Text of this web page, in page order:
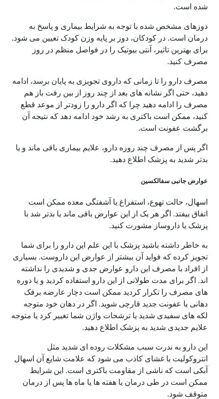
شده است.
دوزهای مشخص شده با توجه به شرایط بیماری و پاسخ به
درمان است. در کودکان، دوز بر پایه وزن کودک تعیین می شود.
برای بهترین تاثیر، آنتی بیوتیک را در فواصل منظم در روز
مصرف کنید.
مصرف دارو را تا زمانی که داروی تجویزی به پایان برسد، ادامه
دهید، حتی اگر نشانه های بعد از چند روز از بین رفت باز هم
مصرف را ادامه دهید چرا که اگر دارو را زودتر از موعد قطع
کنید، ممکن است باکتری به رشد خود ادامه دهد که نتیجه آن
برگشت عفونت است.
اگر پس از مصرف چند روزه دارو، علایم بیماری باقی ماند و یا
بدتر شدید به پزشک اطلاع دهید.
عوارض جانبی سفالکسین
اسهال، حالت تهوع، استفراغ یا آشفتگی معده ممکن است
اتفاق بیفتد. اگر هر یک از این عوارض باقی ماند یا بدتر شد با
پزشک یا داروساز مشورت کنید.
به خاطر داشته باشید پزشک با این علم این دارو را برای شما
تجویز کرده که فواید آن بیشتر از عوارض این داروست. بسیاری
از افراد با مصرف این دارو عوارض جدی و شدیدی را نداشته
اند. اگر برای مدت طولانی از این دارو استفاده کردید و یا دوره
های مصرف را تکرار کردید ممکن است دچار عارضه برفک
دهانی یا عفونت جدید قارچی شوید. اگر در دهان خود متوجه
لکه های سفیدی شدید یا ترشحات واژن شما تغییر کرد یا متوجه
علایم جدیدی شدید به پزشک اطلاع دهید.
این دارو به ندرت سبب مشکلات روده ای شدید مثل
انتروکولیت با غشای کاذب می شود که علامت شایع آن اسهال
آبکی است که ناشی از مقاومت باکتری است. این شرایط
ممکن است در طی درمان یا هفته ها یا ماه ها پس از درمان
متوقف شود.